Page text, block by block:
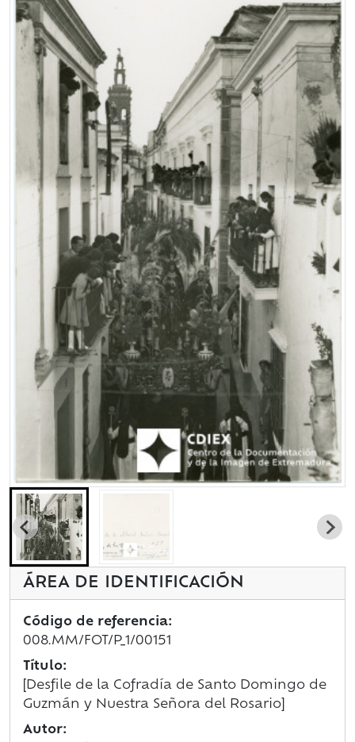
ÁREA DE IDENTIFICACIÓN
Código de referencia:
008.MM/FOT/P_1/00151
Título:
[Desfile de la Cofradía de Santo Domingo de
Guzmán y Nuestra Señora del Rosario]
Autor: